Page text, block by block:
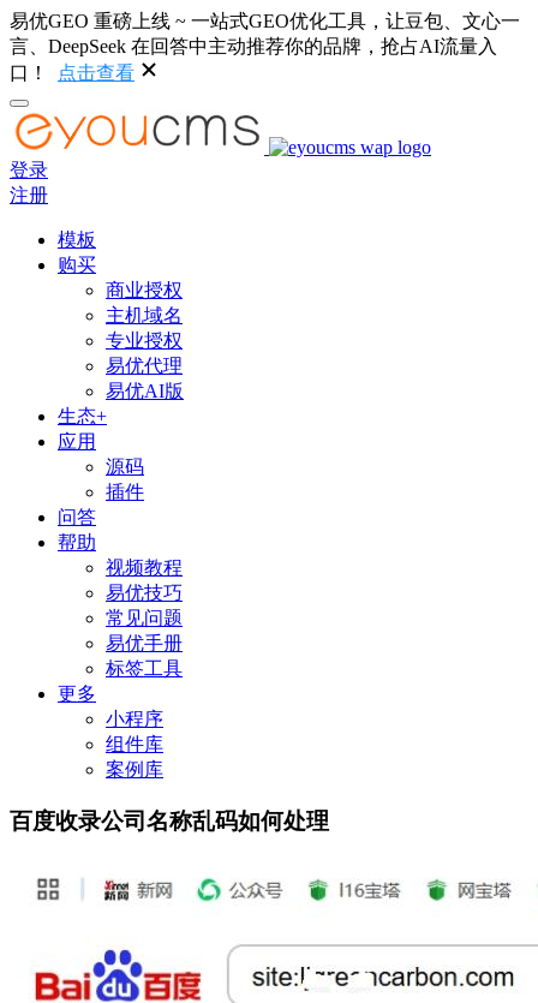
易优GEO 重磅上线 ~ 一站式GEO优化工具，让豆包、文心一
言、DeepSeek 在回答中主动推荐你的品牌，抢占AI流量入
口！
点击查看
登录
注册
模板
购买
商业授权
主机域名
专业授权
易优代理
易优AI版
生态+
应用
源码
插件
问答
帮助
视频教程
易优技巧
常见问题
易优手册
标签工具
更多
小程序
组件库
案例库
百度收录公司名称乱码如何处理